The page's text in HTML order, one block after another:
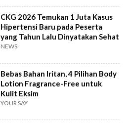
CKG 2026 Temukan 1 Juta Kasus
Hipertensi Baru pada Peserta
yang Tahun Lalu Dinyatakan Sehat
NEWS
Bebas Bahan Iritan, 4 Pilihan Body
Lotion Fragrance-Free untuk
Kulit Eksim
YOUR SAY